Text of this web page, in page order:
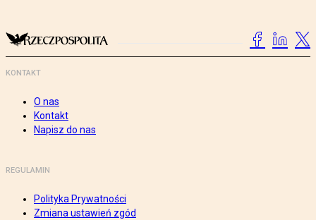
KONTAKT
O nas
Kontakt
Napisz do nas
REGULAMIN
Polityka Prywatności
Zmiana ustawień zgód